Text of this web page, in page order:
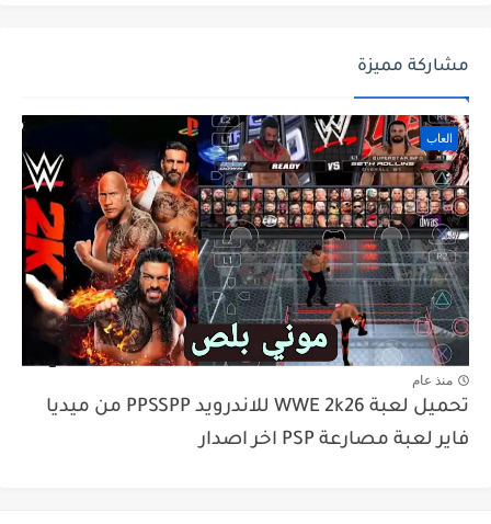
مشاركة مميزة
العاب
منذ عام
تحميل لعبة WWE 2k26 للاندرويد PPSSPP من ميديا
فاير لعبة مصارعة PSP اخر اصدار